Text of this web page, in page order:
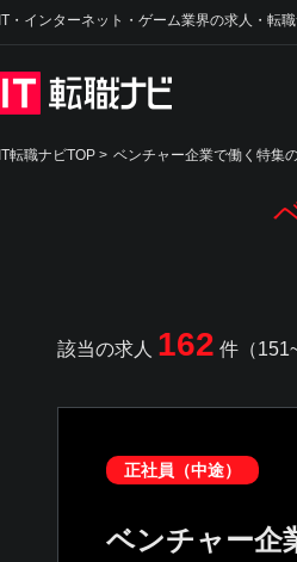
IT・インターネット・ゲーム業界の求人・転
IT転職ナビTOP > ベンチャー企業で働く特集
該当の求人 162 件（
正社員（中途）
ベンチャー企